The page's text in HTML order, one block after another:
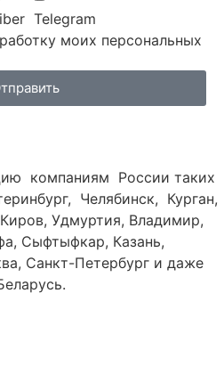
Telegram
моих персональных
компаниям России таких
Челябинск, Курган,
Удмуртия, Владимир,
Сыфтыфкар, Казань,
Санкт-Петербург и даже